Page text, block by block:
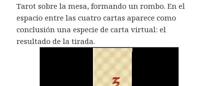
Tarot sobre la mesa, formando un rombo. En el
espacio entre las cuatro cartas aparece como
conclusión una especie de carta virtual: el
resultado de la tirada.